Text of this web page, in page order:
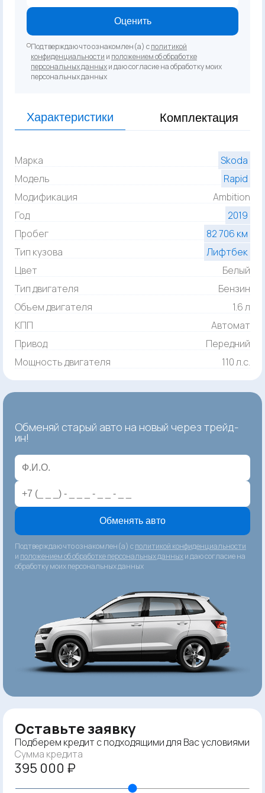
Оценить
Подтверждаю что ознакомлен(а) сполитикой
конфиденциальности и положением об обработке
персональных данныхи даю согласие на обработку моих
персональных данных
Характеристики Комплектация
Марка
Skoda
Модель
Rapid
Модификация
Ambition
Год
2019
Пробег
82 706 км
Тип кузова
Лифтбек
Цвет
Белый
Тип двигателя
Бензин
Объем двигателя
1.6 л
КПП
Автомат
Привод
Передний
Мощность двигателя
110 л.с.
Обменяй старый авто на новый через трейд-
ин!
Обменять авто
Подтверждаю что ознакомлен(а) сполитикой конфиденциальности
и положением об обработке персональных данныхи даю согласие на
обработку моих персональных данных
Оставьте заявку
Подберем кредит с подходящими для Вас условиями
Сумма кредита
395 000 ₽